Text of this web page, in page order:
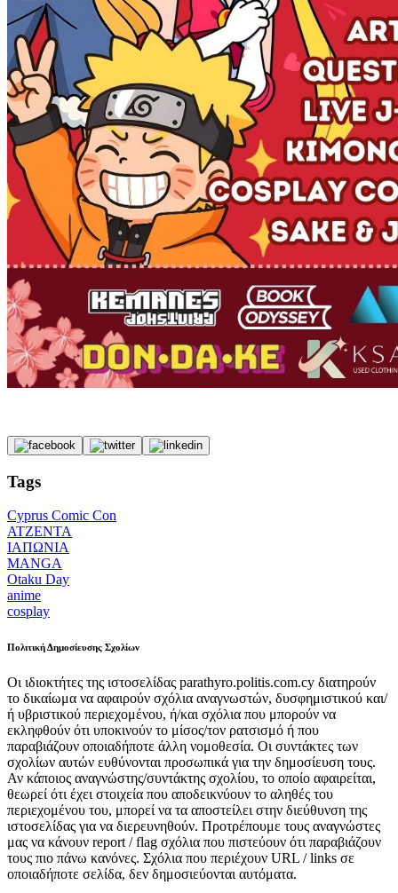
Tags
Cyprus Comic Con
ΑΤΖΕΝΤΑ
ΙΑΠΩΝΙΑ
MANGA
Otaku Day
anime
cosplay
Πολιτική Δημοσίευσης Σχολίων
Οι ιδιοκτήτες της ιστοσελίδας parathyro.politis.com.cy διατηρούν
το δικαίωμα να αφαιρούν σχόλια αναγνωστών, δυσφημιστικού και/
ή υβριστικού περιεχομένου, ή/και σχόλια που μπορούν να
εκληφθούν ότι υποκινούν το μίσος/τον ρατσισμό ή που
παραβιάζουν οποιαδήποτε άλλη νομοθεσία. Οι συντάκτες των
σχολίων αυτών ευθύνονται προσωπικά για την δημοσίευση τους.
Αν κάποιος αναγνώστης/συντάκτης σχολίου, το οποίο αφαιρείται,
θεωρεί ότι έχει στοιχεία που αποδεικνύουν το αληθές του
περιεχομένου του, μπορεί να τα αποστείλει στην διεύθυνση της
ιστοσελίδας για να διερευνηθούν. Προτρέπουμε τους αναγνώστες
μας να κάνουν report / flag σχόλια που πιστεύουν ότι παραβιάζουν
τους πιο πάνω κανόνες. Σχόλια που περιέχουν URL / links σε
οποιαδήποτε σελίδα, δεν δημοσιεύονται αυτόματα.